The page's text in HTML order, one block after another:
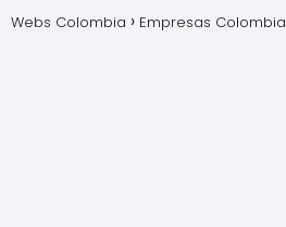
Webs Colombia Empresas Colombia